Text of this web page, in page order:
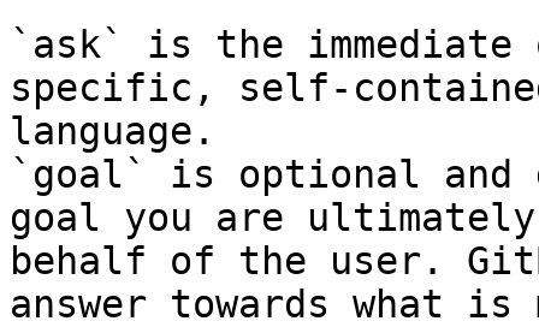
`ask` is the
specific, self-
language.
`goal` is optional and
goal you are
behalf of the user.
answer towards what